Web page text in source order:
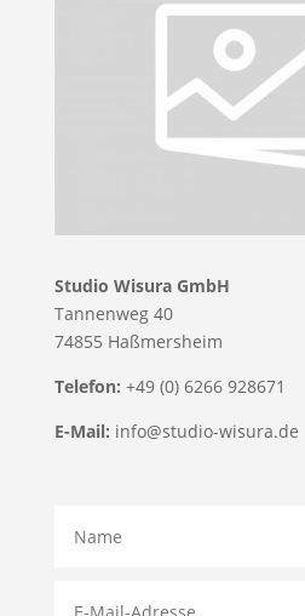
Studio Wisura GmbH
Tannenweg 40
74855 Haßmersheim
Telefon: +49 (0) 6266 928671
E-Mail: info@studio-wisura.de